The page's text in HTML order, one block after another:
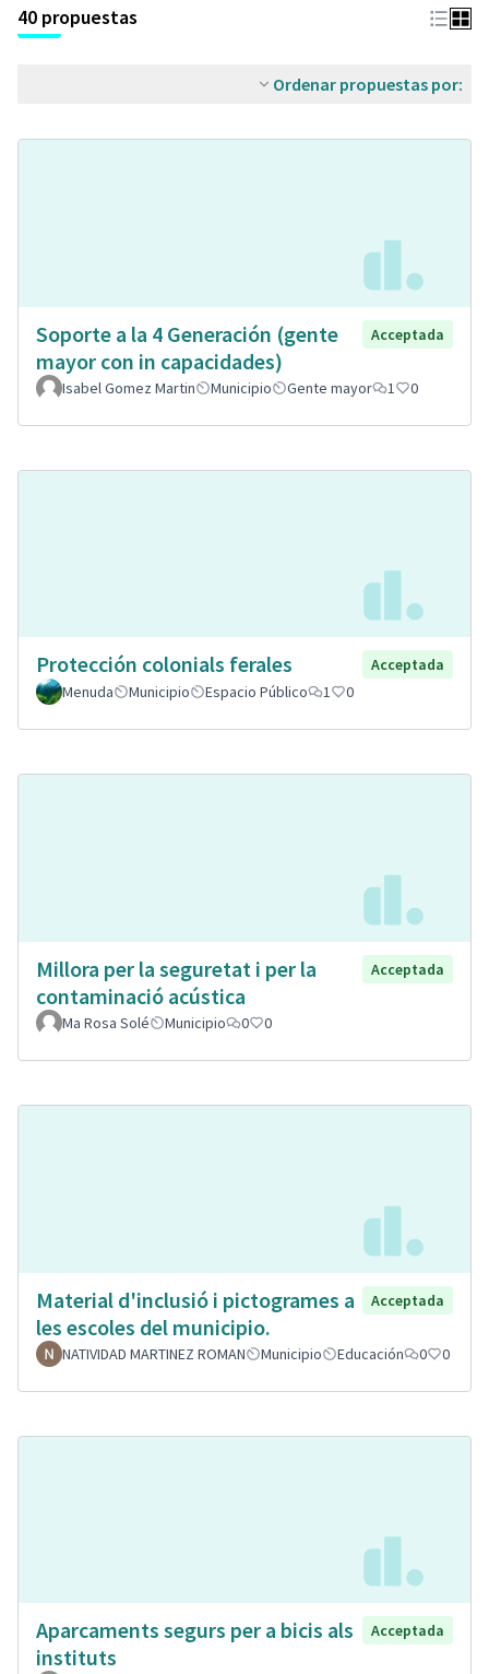
40 propuestas
Ordenar propuestas por:
Soporte a la 4 Generación (gente
mayor con in capacidades)
Acceptada
Isabel Gomez Martin Municipio Gente mayor 1 0
Protección colonials ferales
Acceptada
Menuda
Municipio Espacio Público 1 0
Millora per la seguretat i per la
contaminació acústica
Acceptada
Ma Rosa Solé Municipio 0 0
Material d'inclusió i pictogrames a
les escoles del municipio.
Acceptada
NATIVIDAD MARTINEZ ROMAN Municipio Educación 0 0
Aparcaments segurs per a bicis als
instituts
Acceptada